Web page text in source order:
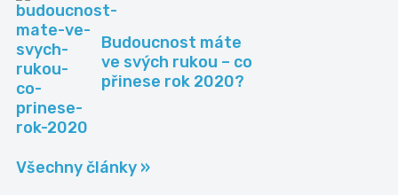
Budoucnost máte
ve svých rukou – co
přinese rok 2020?
Všechny články »